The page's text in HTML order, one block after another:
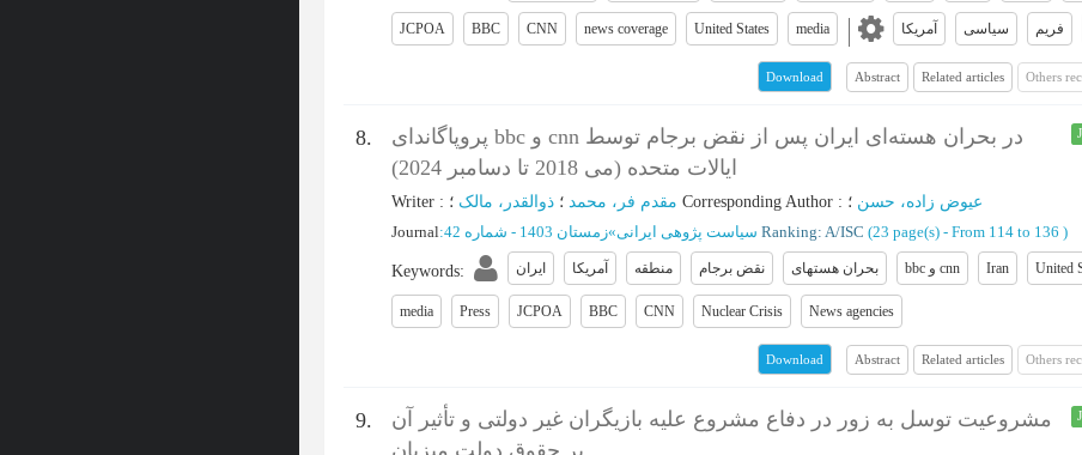
JCPOA BBC CNN news coverage United States media آمریکا سیاسی فریم
Download Abstract Related articles Others
8.
پروپاگاندای bbc و cnn در بحران هسته‌ای ایران پس از نقض برجام توسط
ایالات متحده (می 2018 تا دسامبر 2024)
Writer : مقدم فر، محمد ؛ ذوالقدر، مالک Corresponding Author : عیوض زاده، حسن ؛
Journal: سیاست پژوهی ایرانی»زمستان 1403 - شماره 42 Ranking: A/ISC (‎23 page(s) - From 114 to 136 )
Keywords: ایران آمریکا منطقه نقض برجام بحران هستهای bbc و cnn Iran United
media Press JCPOA BBC CNN Nuclear Crisis News agencies
Download Abstract Related articles Others
9.
مشروعیت توسل به زور در دفاع مشروع علیه بازیگران غیر دولتی و تأثیر آن
بر حقوق دولت میزبان